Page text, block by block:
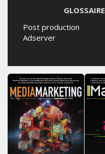
GLOSSAIRE
Post production
Adserver